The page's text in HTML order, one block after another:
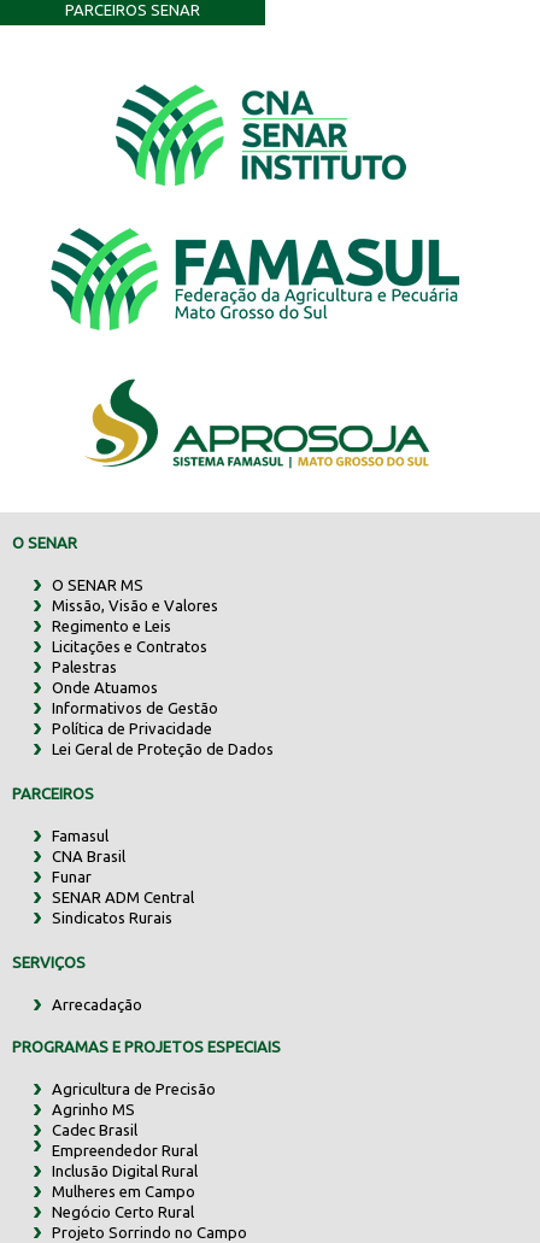
PARCEIROS SENAR
O SENAR
O SENAR MS
Missão, Visão e Valores
Regimento e Leis
Licitações e Contratos
Palestras
Onde Atuamos
Informativos de Gestão
Política de Privacidade
Lei Geral de Proteção de Dados
PARCEIROS
Famasul
CNA Brasil
Funar
SENAR ADM Central
Sindicatos Rurais
SERVIÇOS
Arrecadação
PROGRAMAS E PROJETOS ESPECIAIS
Agricultura de Precisão
Agrinho MS
Cadec Brasil
Empreendedor Rural
Inclusão Digital Rural
Mulheres em Campo
Negócio Certo Rural
Projeto Sorrindo no Campo